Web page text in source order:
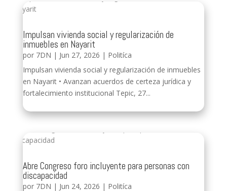
Impulsan vivienda social y regularización de
inmuebles en Nayarit
por 7DN | Jun 27, 2026 | Politíca
Impulsan vivienda social y regularización de inmuebles
en Nayarit • Avanzan acuerdos de certeza jurídica y
fortalecimiento institucional Tepic, 27...
Abre Congreso foro incluyente para personas con
discapacidad
por 7DN | Jun 24, 2026 | Politíca